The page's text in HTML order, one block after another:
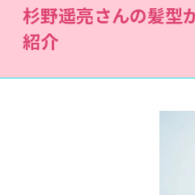
杉野遥亮さんの髪型
紹介